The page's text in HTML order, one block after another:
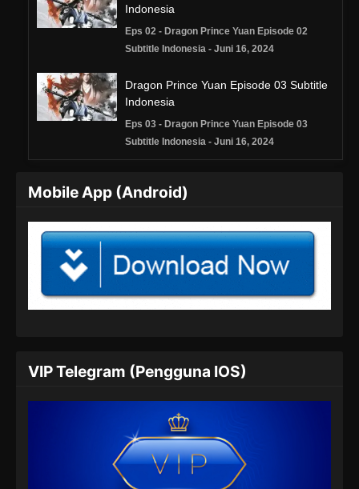
Indonesia
Eps 02 - Dragon Prince Yuan Episode 02
Subtitle Indonesia - Juni 16, 2024
Dragon Prince Yuan Episode 03 Subtitle
Indonesia
Eps 03 - Dragon Prince Yuan Episode 03
Subtitle Indonesia - Juni 16, 2024
Indonesia
Subtitle Indonesia - Juni 16, 2024
Dragon Prince Yuan Episode 05 Subtitle
Eps 05 - Dragon Prince Yuan Episode 05
Dragon Prince Yuan Episode 06 Subtitle
Indonesia
Eps 06 - Dragon Prince Yuan Episode 06
Subtitle Indonesia - Juni 22, 2024
Dragon Prince Yuan Episode 07 Subtitle
Indonesia
Mobile App (Android)
VIP Telegram (Pengguna IOS)